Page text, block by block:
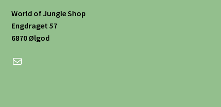
World of Jungle Shop
Engdraget 57
6870 Ølgod
Mail